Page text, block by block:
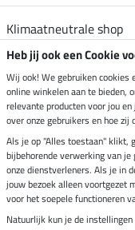
Klimaatneutrale shop
Verzending per
Veilig betalen met
Heb jij ook een Cookie
Wij ook! We gebruiken cookies
online winkelen aan te bieden,
relevante producten voor jou
over onze gebruikers en hoe zij
Als je op "Alles toestaan" klikt,
bijbehorende verwerking van je
onze dienstverleners. Als je in
jouw bezoek alleen voortgezet
voor het soepele functioneren
Natuurlijk kun je de